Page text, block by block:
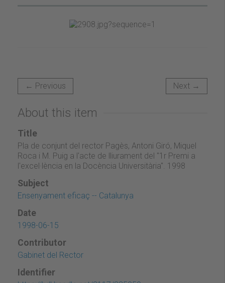
← Previous Next →
About this item
Title
Pla de conjunt del rector Pagès, Antoni Giró, Miquel
Roca i M. Puig a l'acte de lliurament del "1r Premi a
l'excel·lència en la Docència Universitària". 1998
Subject
Ensenyament eficaç -- Catalunya
Date
1998-06-15
Contributor
Gabinet del Rector
Identifier